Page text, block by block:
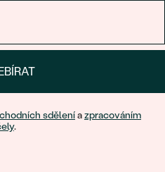
sděleníazpracováním
.